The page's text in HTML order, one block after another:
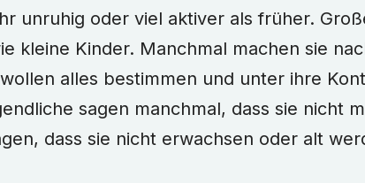
unruhig oder viel aktiver als früher.
kleine Kinder. Manchmal machen sie
alles bestimmen und unter ihre
sagen manchmal, dass sie nicht
dass sie nicht erwachsen oder alt